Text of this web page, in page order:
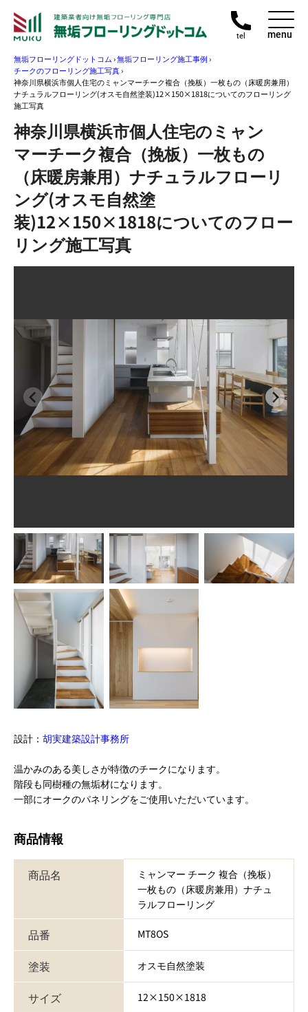
tel menu
無垢フローリングドットコム›無垢フローリング施工事例›
チークのフローリング施工写真›
神奈川県横浜市個人住宅のミャンマーチーク複合（挽板）一枚もの（床暖房兼用）
ナチュラルフローリング(オスモ自然塗装)12×150×1818についてのフローリング
施工写真
神奈川県横浜市個人住宅のミャン
マーチーク複合（挽板）一枚もの
（床暖房兼用）ナチュラルフローリ
ング(オスモ自然塗
装)12×150×1818についてのフロー
リング施工写真
設計： 胡実建築設計事務所
温かみのある美しさが特徴のチークになります。
階段も同樹種の無垢材になります。
一部にオークのパネリングをご使用いただいています。
商品情報
商品名
ミャンマー チーク 複合（挽板）
一枚もの（床暖房兼用）ナチュ
ラルフローリング
品番 MT8OS
塗装 オスモ自然塗装
サイズ 12×150×1818